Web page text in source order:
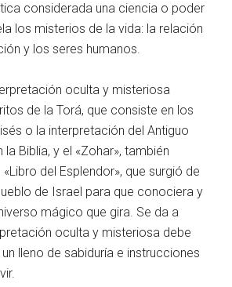
considerada una ciencia o poder
los misterios de la vida: la relación
y los seres humanos.
oculta y misteriosa
de la Torá, que consiste en los
o la interpretación del Antiguo
Biblia, y el «Zohar», también
del Esplendor», que surgió de
de Israel para que conociera y
mágico que gira. Se da a
oculta y misteriosa debe
lleno de sabiduría e instrucciones